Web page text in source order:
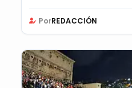
PorREDACCIÓN